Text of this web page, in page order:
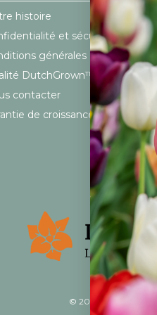
histoire
et sécurité
générales
DutchGrown™
contacter
de croissance à 100%
© 2026